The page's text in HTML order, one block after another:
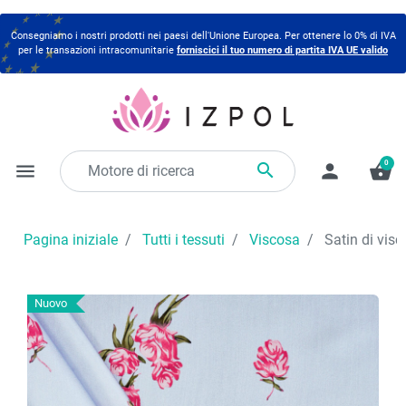
Consegniamo i nostri prodotti nei paesi dell'Unione Europea. Per ottenere lo 0% di IVA
per le transazioni intracomunitarie forniscici il tuo numero di partita IVA UE valido
menu  person shopping_basket
0
Pagina iniziale Tutti i tessuti Viscosa Satin di
Nuovo